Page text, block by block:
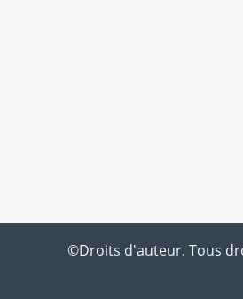
©Droits d'auteur. Tous